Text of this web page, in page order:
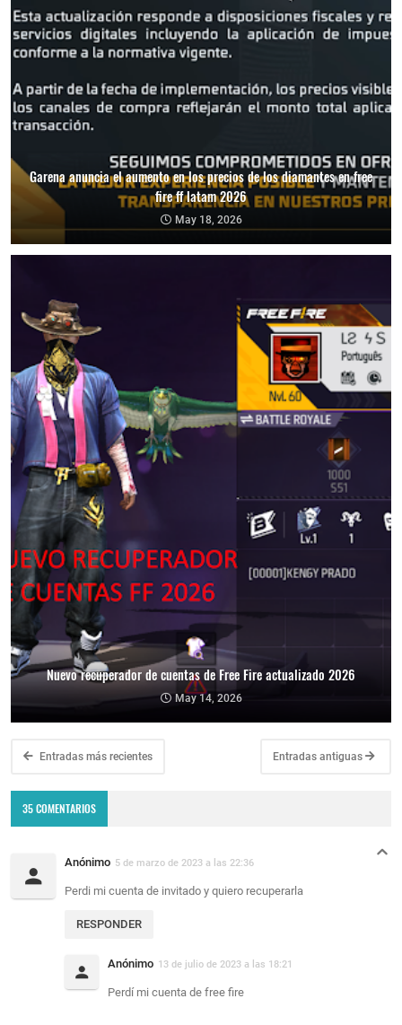
Garena anuncia el aumento en los precios de los diamantes en free
fire ff latam 2026
May 18, 2026
Nuevo recuperador de cuentas de Free Fire actualizado 2026
May 14, 2026
Entradas más recientes Entradas antiguas
35 COMENTARIOS
Anónimo 5 de marzo de 2023 a las 22:36
Perdi mi cuenta de invitado y quiero recuperarla
RESPONDER
Anónimo 13 de julio de 2023 a las 18:21
Perdí mi cuenta de free fire